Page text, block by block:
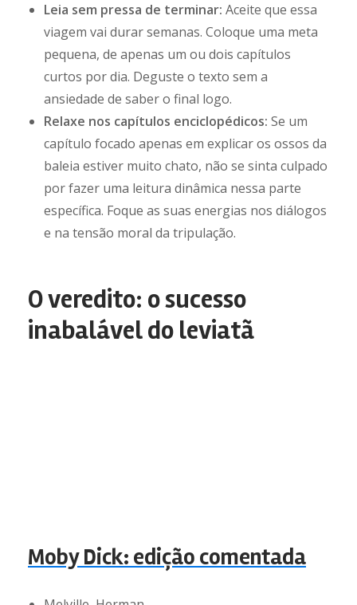
Leia sem pressa de terminar: Aceite que essa
viagem vai durar semanas. Coloque uma meta
pequena, de apenas um ou dois capítulos
curtos por dia. Deguste o texto sem a
ansiedade de saber o final logo.
Relaxe nos capítulos enciclopédicos: Se um
capítulo focado apenas em explicar os ossos da
baleia estiver muito chato, não se sinta culpado
por fazer uma leitura dinâmica nessa parte
específica. Foque as suas energias nos diálogos
e na tensão moral da tripulação.
O veredito: o sucesso
inabalável do leviatã
Moby Dick: edição comentada